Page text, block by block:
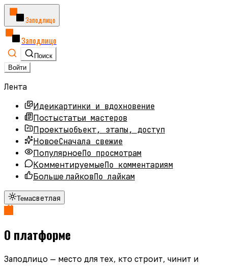
Заподлицо
Заподлицо
Поиск
Войти
Лента
Идеикартинки и вдохновение
Постыстатьи мастеров
Проектыобъект, этапы, доступ
НовоеСначала свежие
ПопулярноеПо просмотрам
КомментируемыеПо комментариям
Больше лайковПо лайкам
Темасветлая
О платформе
Заподлицо — место для тех, кто строит, чинит и